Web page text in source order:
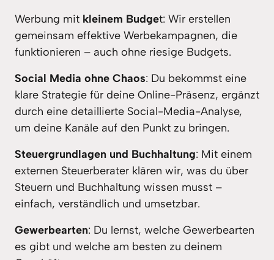
Werbung mit kleinem Budget: Wir erstellen
gemeinsam effektive Werbekampagnen, die
funktionieren – auch ohne riesige Budgets.
Social Media ohne Chaos: Du bekommst eine
klare Strategie für deine Online-Präsenz, ergänzt
durch eine detaillierte Social-Media-Analyse,
um deine Kanäle auf den Punkt zu bringen.
Steuergrundlagen und Buchhaltung: Mit einem
externen Steuerberater klären wir, was du über
Steuern und Buchhaltung wissen musst –
einfach, verständlich und umsetzbar.
Gewerbearten: Du lernst, welche Gewerbearten
es gibt und welche am besten zu deinem